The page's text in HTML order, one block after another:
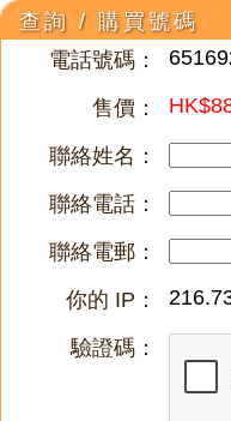
查詢 / 購買號碼
電話號碼：
售價：
聯絡姓名：
聯絡電話：
聯絡電郵：
你的 IP：
驗證碼：